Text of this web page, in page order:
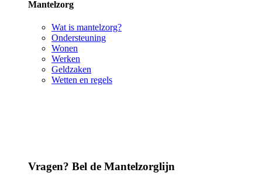
Mantelzorg
Wat is mantelzorg?
Ondersteuning
Wonen
Werken
Geldzaken
Wetten en regels
Vragen? Bel de Mantelzorglijn